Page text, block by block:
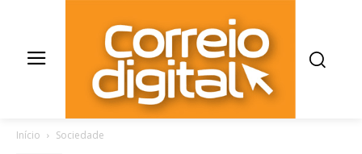
Início Sociedade